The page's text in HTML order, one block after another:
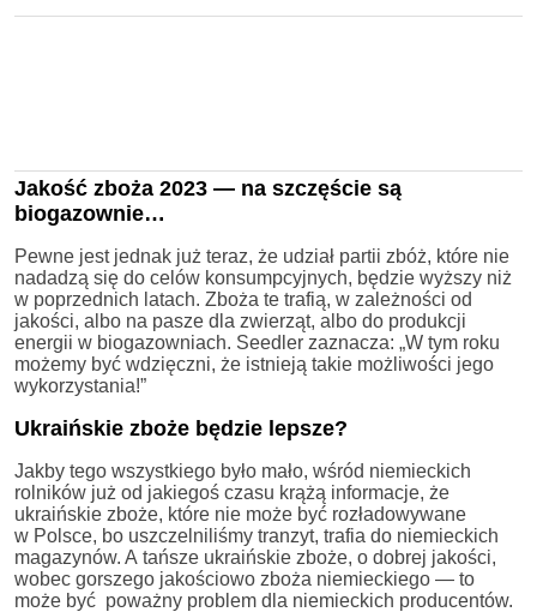
Jakość zboża 2023 — na szczęście są
biogazownie…
Pewne jest jednak już teraz, że udział partii zbóż, które nie
nadadzą się do celów konsumpcyjnych, będzie wyższy niż
w poprzednich latach. Zboża te trafią, w zależności od
jakości, albo na pasze dla zwierząt, albo do produkcji
energii w biogazowniach. Seedler zaznacza: „W tym roku
możemy być wdzięczni, że istnieją takie możliwości jego
wykorzystania!”
Ukraińskie zboże będzie lepsze?
Jakby tego wszystkiego było mało, wśród niemieckich
rolników już od jakiegoś czasu krążą informacje, że
ukraińskie zboże, które nie może być rozładowywane
w Polsce, bo uszczelniliśmy tranzyt, trafia do niemieckich
magazynów. A tańsze ukraińskie zboże, o dobrej jakości,
wobec gorszego jakościowo zboża niemieckiego — to
może być poważny problem dla niemieckich producentów.